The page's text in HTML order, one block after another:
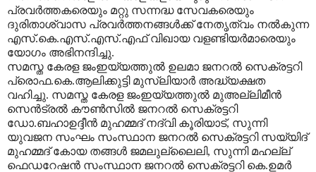
പ്രവര്‍ത്തകരെയും മറ്റു സന്നദ്ധ സേവകരെയും
ദുരിതാശ്വാസ പ്രവര്‍ത്തനങ്ങള്‍ക്ക് നേതൃത്വം നല്‍കുന്ന
എസ്.കെ.എസ്.എസ്.എഫ് വിഖായ വളണ്ടിയര്‍മാരെയും
യോഗം അഭിനന്ദിച്ചു.
സമസ്ത കേരള ജംഇയ്യത്തുല്‍ ഉലമാ ജനറല്‍ സെക്രട്ടറി
പ്രൊഫ.കെ.ആലിക്കുട്ടി മുസ്‌ലിയാര്‍ അദ്ധ്യക്ഷത
വഹിച്ചു. സമസ്ത കേരള ജംഇയ്യത്തുല്‍ മുഅല്ലിമീന്‍
സെന്‍ട്രല്‍ കൗണ്‍സില്‍ ജനറല്‍ സെക്രട്ടറി
ഡോ.ബഹാഉദ്ദീന്‍ മുഹമ്മദ് നദ്‌വി കൂരിയാട്, സുന്നി
യുവജന സംഘം സംസ്ഥാന ജനറല്‍ സെക്രട്ടറി സയ്യിദ്
മുഹമ്മദ് കോയ തങ്ങള്‍ ജമലുല്ലൈലി, സുന്നി മഹല്ല്
ഫെഡറേഷന്‍ സംസ്ഥാന ജനറല്‍ സെക്രട്ടറി കെ.ഉമര്‍